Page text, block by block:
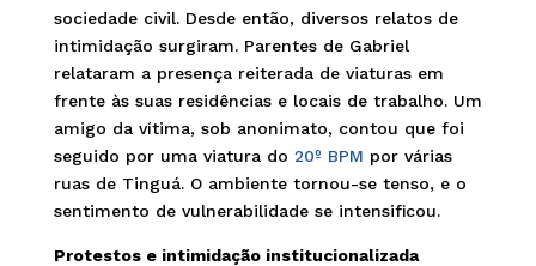
sociedade civil. Desde então, diversos relatos de
intimidação surgiram. Parentes de Gabriel
relataram a presença reiterada de viaturas em
frente às suas residências e locais de trabalho. Um
amigo da vítima, sob anonimato, contou que foi
seguido por uma viatura do 20º BPM por várias
ruas de Tinguá. O ambiente tornou-se tenso, e o
sentimento de vulnerabilidade se intensificou.
Protestos e intimidação institucionalizada